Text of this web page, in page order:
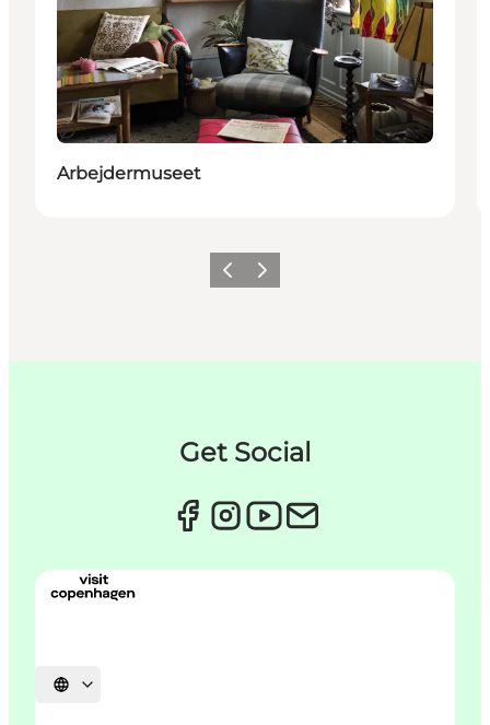
Sustainable
Arbejdermuseet
Previous
Next
Get Social
Select language